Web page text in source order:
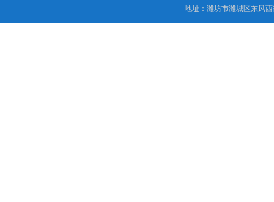
地址：潍坊市潍城区东风